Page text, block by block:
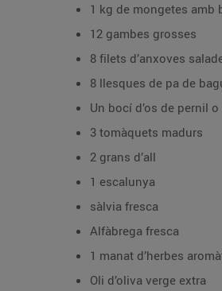
1 kg de mongetes amb
12 gambes grosses
8 filets d’anxoves
8 llesques de pa de
Un bocí d’os de pernil
3 tomàquets madurs
2 grans d’all
1 escalunya
sàlvia fresca
Alfàbrega fresca
1 manat d’herbes
Oli d’oliva verge extra